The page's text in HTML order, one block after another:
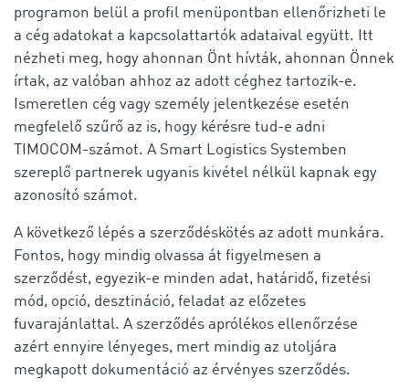
programon belül a profil menüpontban ellenőrizheti le
a cég adatokat a kapcsolattartók adataival együtt. Itt
nézheti meg, hogy ahonnan Önt hívták, ahonnan Önnek
írtak, az valóban ahhoz az adott céghez tartozik-e.
Ismeretlen cég vagy személy jelentkezése esetén
megfelelő szűrő az is, hogy kérésre tud-e adni
TIMOCOM-számot. A Smart Logistics Systemben
szereplő partnerek ugyanis kivétel nélkül kapnak egy
azonosító számot.
A következő lépés a szerződéskötés az adott munkára.
Fontos, hogy mindig olvassa át figyelmesen a
szerződést, egyezik-e minden adat, határidő, fizetési
mód, opció, desztináció, feladat az előzetes
fuvarajánlattal. A szerződés aprólékos ellenőrzése
azért ennyire lényeges, mert mindig az utoljára
megkapott dokumentáció az érvényes szerződés.